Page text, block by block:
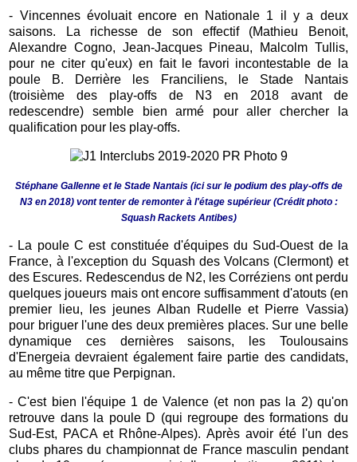
- Vincennes évoluait encore en Nationale 1 il y a deux
saisons. La richesse de son effectif (Mathieu Benoit,
Alexandre Cogno, Jean-Jacques Pineau, Malcolm Tullis,
pour ne citer qu'eux) en fait le favori incontestable de la
poule B. Derrière les Franciliens, le Stade Nantais
(troisième des play-offs de N3 en 2018 avant de
redescendre) semble bien armé pour aller chercher la
qualification pour les play-offs.
Stéphane Gallenne et le Stade Nantais (ici sur le podium des play-offs de
N3 en 2018) vont tenter de remonter à l'étage supérieur (Crédit photo :
Squash Rackets Antibes)
- La poule C est constituée d'équipes du Sud-Ouest de la
France, à l'exception du Squash des Volcans (Clermont) et
des Escures. Redescendus de N2, les Corréziens ont perdu
quelques joueurs mais ont encore suffisamment d'atouts (en
premier lieu, les jeunes Alban Rudelle et Pierre Vassia)
pour briguer l'une des deux premières places. Sur une belle
dynamique ces dernières saisons, les Toulousains
d'Energeia devraient également faire partie des candidats,
au même titre que Perpignan.
- C'est bien l'équipe 1 de Valence (et non pas la 2) qu'on
retrouve dans la poule D (qui regroupe des formations du
Sud-Est, PACA et Rhône-Alpes). Après avoir été l'un des
clubs phares du championnat de France masculin pendant